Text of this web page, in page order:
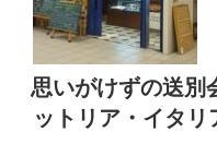
ま
ナ
イ
ト」
参
思いがけずの送別
ットリア・イタリ